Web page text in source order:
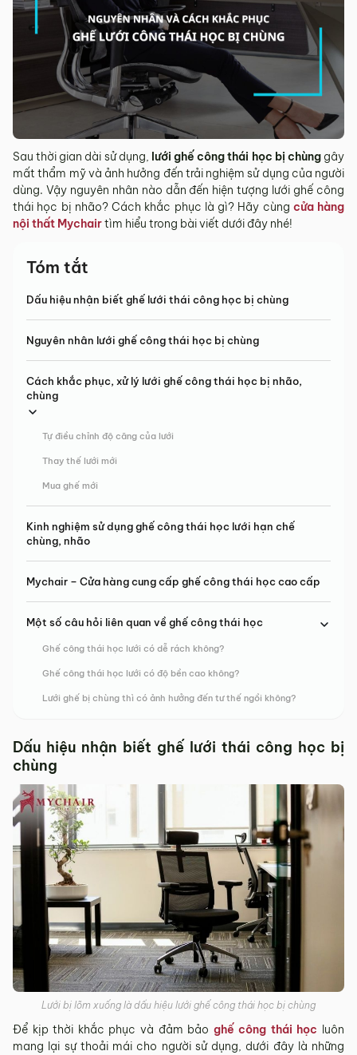
Sau thời gian dài sử dụng, lưới ghế công thái học bị chùnggây
mất thẩm mỹ và ảnh hưởng đến trải nghiệm sử dụng của người
dùng. Vậy nguyên nhân nào dẫn đến hiện tượng lưới ghế công
thái học bị nhão? Cách khắc phục là gì? Hãy cùng cửa hàng
nội thất Mychairtìm hiểu trong bài viết dưới đây nhé!
Tóm tắt
Dấu hiệu nhận biết ghế lưới thái công học bị chùng
Nguyên nhân lưới ghế công thái học bị chùng
Cách khắc phục, xử lý lưới ghế công thái học bị nhão,
chùng
Tự điều chỉnh độ căng của lưới
Thay thế lưới mới
Mua ghế mới
Kinh nghiệm sử dụng ghế công thái học lưới hạn chế
chùng, nhão
Mychair – Cửa hàng cung cấp ghế công thái học cao cấp
Một số câu hỏi liên quan về ghế công thái học
Ghế công thái học lưới có dễ rách không?
Ghế công thái học lưới có độ bền cao không?
Lưới ghế bị chùng thì có ảnh hưởng đến tư thế ngồi không?
Dấu hiệu nhận biết ghế lưới thái công học bị
chùng
Lưới bị lõm xuống là dấu hiệu lưới ghế công thái học bị chùng
Để kịp thời khắc phục và đảm bảo ghế công thái học luôn
mang lại sự thoải mái cho người sử dụng, dưới đây là những